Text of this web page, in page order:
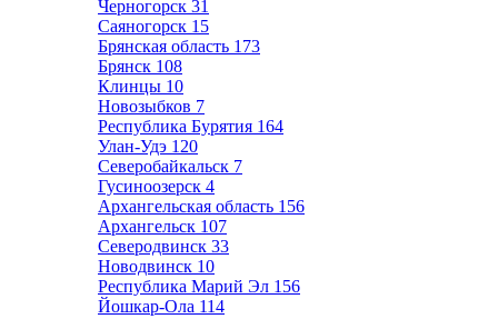
Черногорск 31
Саяногорск 15
Брянская область 173
Брянск 108
Клинцы 10
Новозыбков 7
Республика Бурятия 164
Улан-Удэ 120
Северобайкальск 7
Гусиноозерск 4
Архангельская область 156
Архангельск 107
Северодвинск 33
Новодвинск 10
Республика Марий Эл 156
Йошкар-Ола 114